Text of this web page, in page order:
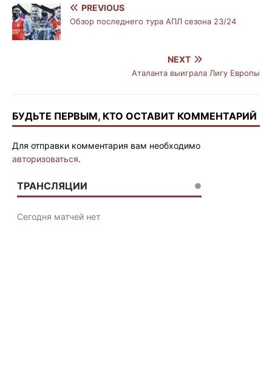
PREVIOUS
Обзор последнего тура АПЛ сезона 23/24
NEXT
Аталанта выиграла Лигу Европы
БУДЬТЕ ПЕРВЫМ, КТО ОСТАВИТ КОММЕНТАРИЙ
Для отправки комментария вам необходимо
авторизоваться.